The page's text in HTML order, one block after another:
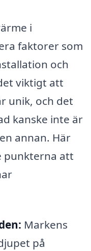
i
faktorer som
och
viktigt att
unik, och det
kanske inte är
annan. Här
punkterna att
Markens
på